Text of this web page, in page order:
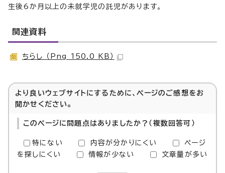
生後6か月以上の未就学児の託児があります。
関連資料
ちらし （Png 150.0 KB）
より良いウェブサイトにするために、ページのご感想をお
聞かせください。
このページに問題点はありましたか？（複数回答可）
特にない 内容が分かりにくい
ページ
を探しにくい
情報が少ない 文章量が多い